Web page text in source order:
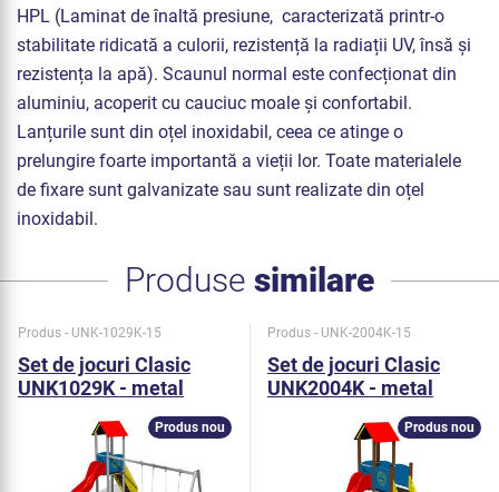
HPL (Laminat de înaltă presiune, caracterizată printr-o
stabilitate ridicată a culorii, rezistență la radiații UV, însă și
rezistența la apă). Scaunul normal este confecționat din
aluminiu, acoperit cu cauciuc moale și confortabil.
Lanțurile sunt din oțel inoxidabil, ceea ce atinge o
prelungire foarte importantă a vieții lor. Toate materialele
de fixare sunt galvanizate sau sunt realizate din oțel
inoxidabil.
Produse similare
Produs - UNK-1029K-15
Set de jocuri Clasic
UNK1029K - metal
Produs nou
Produs - UNK-2004K-15
Set de jocuri Clasic
UNK2004K - metal
Produs nou